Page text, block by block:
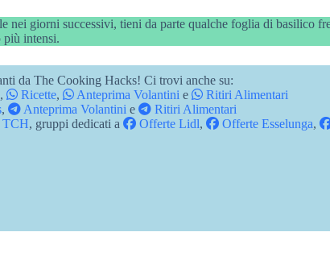
nei giorni successivi, tieni da parte qualche foglia di basilico
più intensi.
da The Cooking Hacks! Ci trovi anche su:
, Ricette, Anteprima Volantini e
Ritiri Alimentari
, Anteprima Volantini e
Ritiri Alimentari
TCH, gruppi dedicati a Offerte Lidl, Offerte Esselunga,